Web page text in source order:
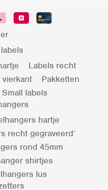
Labels recht
vierkant
Pakketten
Small labels
hartje
recht gegraveerd’
rond 45mm
shirtjes
lus